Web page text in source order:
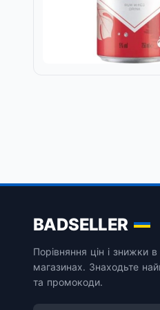
BADSELLER
Порівняння цін і знижки в
магазинах. Знаходьте
та промокоди.